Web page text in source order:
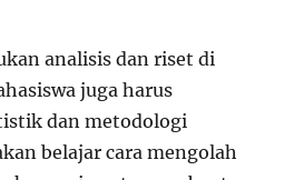
analisis dan riset di
juga harus
dan metodologi
belajar cara mengolah